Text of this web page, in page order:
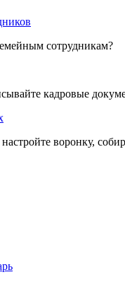
сотрудникам?
кадровые
воронку,